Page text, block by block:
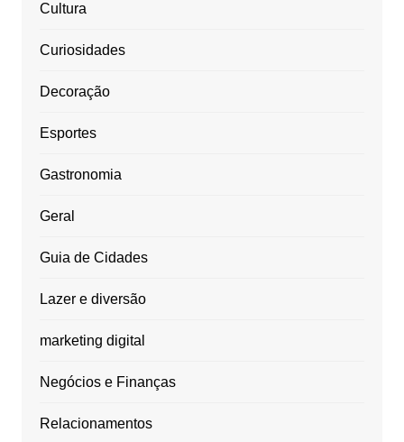
Cultura
Curiosidades
Decoração
Esportes
Gastronomia
Geral
Guia de Cidades
Lazer e diversão
marketing digital
Negócios e Finanças
Relacionamentos